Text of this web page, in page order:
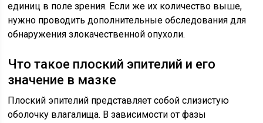
единиц в поле зрения. Если же их количество выше,
нужно проводить дополнительные обследования для
обнаружения злокачественной опухоли.
Что такое плоский эпителий и его
значение в мазке
Плоский эпителий представляет собой слизистую
оболочку влагалища. В зависимости от фазы